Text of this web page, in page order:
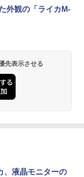
外観の「ライカM-
先表示させる
、液晶モニターの